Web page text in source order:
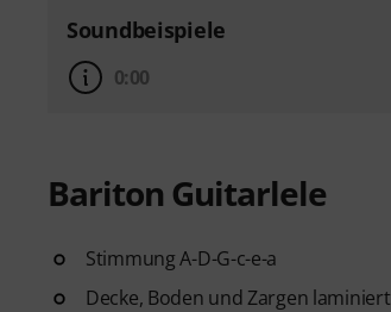
Soundbeispiele
0:00
Bariton Guitarlele
Stimmung A-D-G-c-e-a
Decke, Boden und Zargen laminiert